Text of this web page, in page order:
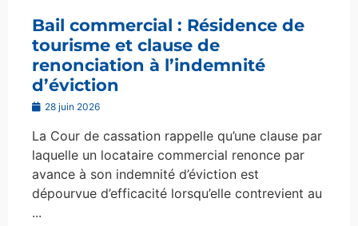
Bail commercial : Résidence de
tourisme et clause de
renonciation à l’indemnité
d’éviction
28 juin 2026
La Cour de cassation rappelle qu’une clause par
laquelle un locataire commercial renonce par
avance à son indemnité d’éviction est
dépourvue d’efficacité lorsqu’elle contrevient au
...